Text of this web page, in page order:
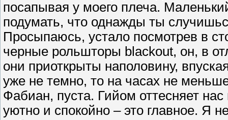
посапывая у моего плеча.
подумать, что однажды ты
Просыпаюсь, устало посмотрев в
черные рольшторы blackout, он, в
они приоткрыты наполовину,
уже не темно, то на часах не
Фабиан, пуста. Гийом оттесняет
уютно и спокойно – это главное. Я